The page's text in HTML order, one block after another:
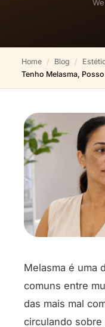
Home Blog
Tenho Melasma,
Melasma é uma
comuns entre
das mais mal
circulando